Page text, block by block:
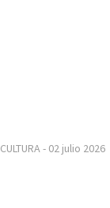
CULTURA- 02 julio 2026